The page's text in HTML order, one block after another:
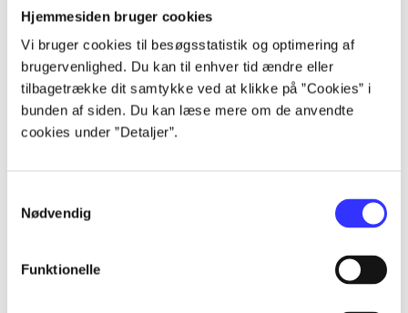
Hjemmesiden bruger cookies
Vi bruger cookies til besøgsstatistik og optimering af
brugervenlighed. Du kan til enhver tid ændre eller
tilbagetrække dit samtykke ved at klikke på ”Cookies” i
bunden af siden. Du kan læse mere om de anvendte
cookies under ”Detaljer”.
Nødvendig
Funktionelle
lorem ipsum dolor sit amet ...
lorem ipsum dolor sit amet ...
lorem ipsum dolor sit amet ...
lorem ipsum dolor sit amet ...
lorem ipsum dolor sit amet ...
lorem ipsum dolor sit amet ...
lorem ipsum dolor sit amet ...